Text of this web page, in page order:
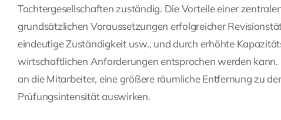
Tochtergesellschaften zuständig. Die Vorteile einer
grundsätzlichen Voraussetzungen erfolgreicher
eindeutige Zuständigkeit usw., und durch erhöhte
wirtschaftlichen Anforderungen entsprochen werden
an die Mitarbeiter, eine größere räumliche Entfernung zu
Prüfungsintensität auswirken.